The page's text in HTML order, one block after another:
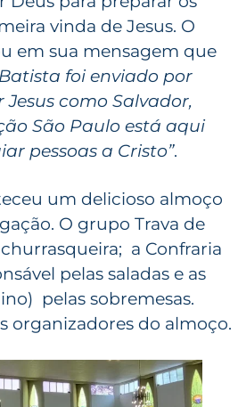
vinda de Jesus. O
em sua mensagem que
foi enviado por
como Salvador,
São Paulo está aqui
pessoas a Cristo”.
um delicioso almoço
O grupo Trava de
a Confraria
pelas saladas e as
pelas sobremesas.
organizadores do almoço.